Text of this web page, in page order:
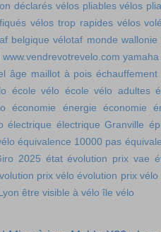
déclarés vélos pliables vélos
vélos trop rapides vélos
belgique vélotaf monde wallonie
www.vendrevotrevelo.com
âge maillot à pois
école vélo école vélo adultes
économie énergie
économie
électrique électrique Granville
équivalence 10000 pas
2025 état évolution prix vae
prix vélo évolution prix
être visible à vélo île vélo